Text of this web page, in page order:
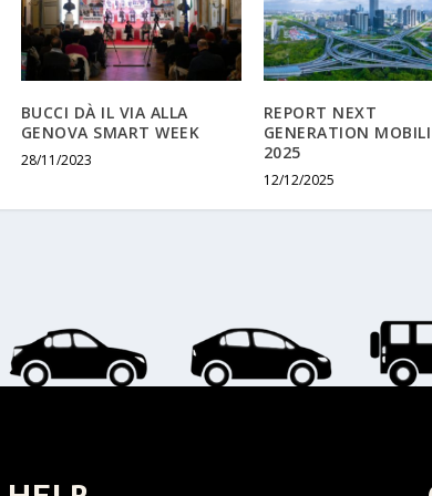
BUCCI DÀ IL VIA ALLA
GENOVA SMART WEEK
28/11/2023
REPORT NEXT
GENERATION
2025
12/12/2025